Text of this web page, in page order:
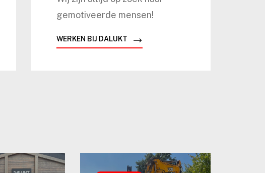
gemotiveerde mensen!
WERKEN BIJ DALUKT